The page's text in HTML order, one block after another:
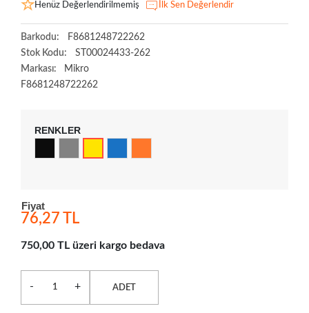
Henüz Değerlendirilmemiş İlk Sen Değerlendir
Barkodu:
F8681248722262
Stok Kodu:
ST00024433-262
Markası:
Mikro
F8681248722262
RENKLER
Fiyat
76,27 TL
750,00 TL üzeri kargo bedava
- + ADET